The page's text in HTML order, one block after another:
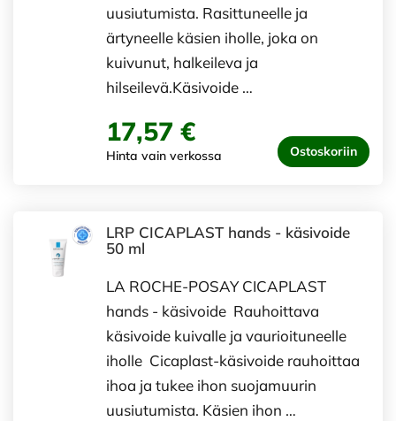
uusiutumista. Rasittuneelle ja
ärtyneelle käsien iholle, joka on
kuivunut, halkeileva ja
hilseilevä.Käsivoide …
17,57 €
Hinta vain verkossa Ostoskoriin
LRP CICAPLAST hands - käsivoide
50 ml
LA ROCHE-POSAY CICAPLAST
hands - käsivoide Rauhoittava
käsivoide kuivalle ja vaurioituneelle
iholle Cicaplast-käsivoide rauhoittaa
ihoa ja tukee ihon suojamuurin
uusiutumista. Käsien ihon …